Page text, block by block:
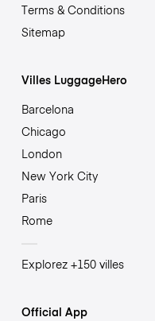
Terms & Conditions
Sitemap
Villes LuggageHero
Barcelona
Chicago
London
New York City
Paris
Rome
Explorez +150 villes
Official App